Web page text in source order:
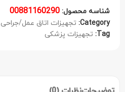
شناسه محصول: 00881160290
Category: تجهیزات اتاق عمل/جراحی
Tag: تجهیزات پزشکی